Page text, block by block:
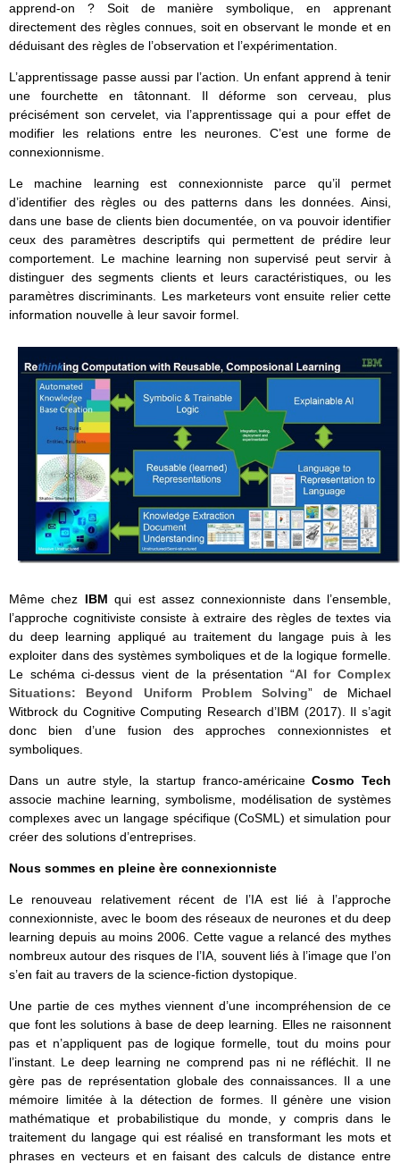
apprend-on ? Soit de manière symbolique, en apprenant
directement des règles connues, soit en observant le monde et en
déduisant des règles de l’observation et l’expérimentation.
L’apprentissage passe aussi par l’action. Un enfant apprend à tenir
une fourchette en tâtonnant. Il déforme son cerveau, plus
précisément son cervelet, via l’apprentissage qui a pour effet de
modifier les relations entre les neurones. C’est une forme de
connexionnisme.
Le machine learning est connexionniste parce qu’il permet
d’identifier des règles ou des patterns dans les données. Ainsi,
dans une base de clients bien documentée, on va pouvoir identifier
ceux des paramètres descriptifs qui permettent de prédire leur
comportement. Le machine learning non supervisé peut servir à
distinguer des segments clients et leurs caractéristiques, ou les
paramètres discriminants. Les marketeurs vont ensuite relier cette
information nouvelle à leur savoir formel.
Même chez IBMqui est assez connexionniste dans l’ensemble,
l’approche cognitiviste consiste à extraire des règles de textes via
du deep learning appliqué au traitement du langage puis à les
exploiter dans des systèmes symboliques et de la logique formelle.
Le schéma ci-dessus vient de la présentation “AI for Complex
Situations: Beyond Uniform Problem Solving” de Michael
Witbrock du Cognitive Computing Research d’IBM (2017). Il s’agit
donc bien d’une fusion des approches connexionnistes et
symboliques.
Dans un autre style, la startup franco-américaineCosmo Tech
associe machine learning, symbolisme, modélisation de systèmes
complexes avec un langage spécifique (CoSML) et simulation pour
créer des solutions d’entreprises.
Nous sommes en pleine ère connexionniste
Le renouveau relativement récent de l’IA est lié à l’approche
connexionniste, avec le boom des réseaux de neurones et du deep
learning depuis au moins 2006. Cette vague a relancé des mythes
nombreux autour des risques de l’IA, souvent liés à l’image que l’on
s’en fait au travers de la science-fiction dystopique.
Une partie de ces mythes viennent d’une incompréhension de ce
que font les solutions à base de deep learning. Elles ne raisonnent
pas et n’appliquent pas de logique formelle, tout du moins pour
l’instant. Le deep learning ne comprend pas ni ne réfléchit. Il ne
gère pas de représentation globale des connaissances. Il a une
mémoire limitée à la détection de formes. Il génère une vision
mathématique et probabilistique du monde, y compris dans le
traitement du langage qui est réalisé en transformant les mots et
phrases en vecteurs et en faisant des calculs de distance entre